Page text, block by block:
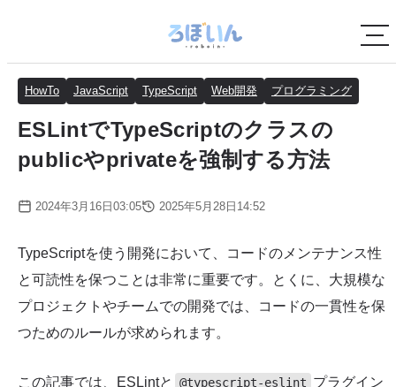
HowTo JavaScript TypeScript Web開発 プログラミング
ESLintでTypeScriptのクラスの
publicやprivateを強制する方法
2024年3月16日03:05 2025年5月28日14:52
TypeScriptを使う開発において、コードのメンテナンス性
と可読性を保つことは非常に重要です。とくに、大規模な
プロジェクトやチームでの開発では、コードの一貫性を保
つためのルールが求められます。
この記事では、ESLintと @typescript-eslint プラグイン